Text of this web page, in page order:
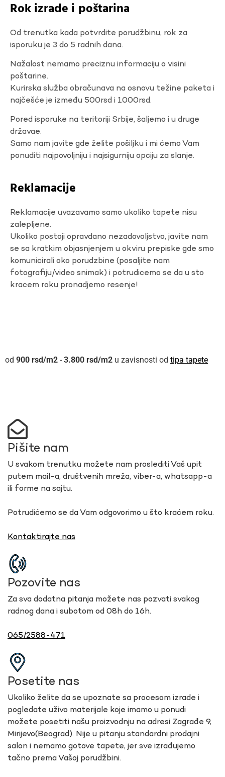
Rok izrade i poštarina
Od trenutka kada potvrdite porudžbinu, rok za
isporuku je 3 do 5 radnih dana.
Nažalost nemamo preciznu informaciju o visini
poštarine.
Kurirska služba obračunava na osnovu težine paketa i
najčešće je između 500rsd i 1000rsd.
Pored isporuke na teritoriji Srbije, šaljemo i u druge
državae.
Samo nam javite gde želite pošiljku i mi ćemo Vam
ponuditi najpovoljniju i najsigurniju opciju za slanje.
Reklamacije
Reklamacije uvazavamo samo ukoliko tapete nisu
zalepljene.
Ukoliko postoji opravdano nezadovoljstvo, javite nam
se sa kratkim objasnjenjem u okviru prepiske gde smo
komunicirali oko porudzbine (posaljite nam
fotografiju/video snimak) i potrudicemo se da u sto
kracem roku pronadjemo resenje!
900 rsd - 3.800 rsd u zavisnosti od tipa tapete
Pišite nam
U svakom trenutku možete nam proslediti Vaš upit
putem mail-a, društvenih mreža, viber-a, whatsapp-a
ili forme na sajtu.
Potrudićemo se da Vam odgovorimo u što kraćem roku.
Kontaktirajte nas
Pozovite nas
Za sva dodatna pitanja možete nas pozvati svakog
radnog dana i subotom od 08h do 16h.
065/2588-471
Posetite nas
Ukoliko želite da se upoznate sa procesom izrade i
pogledate uživo materijale koje imamo u ponudi
možete posetiti našu proizvodnju na adresi Zagrađe 9,
Mirijevo(Beograd). Nije u pitanju standardni prodajni
salon i nemamo gotove tapete, jer sve izrađujemo
tačno prema Vašoj porudžbini.